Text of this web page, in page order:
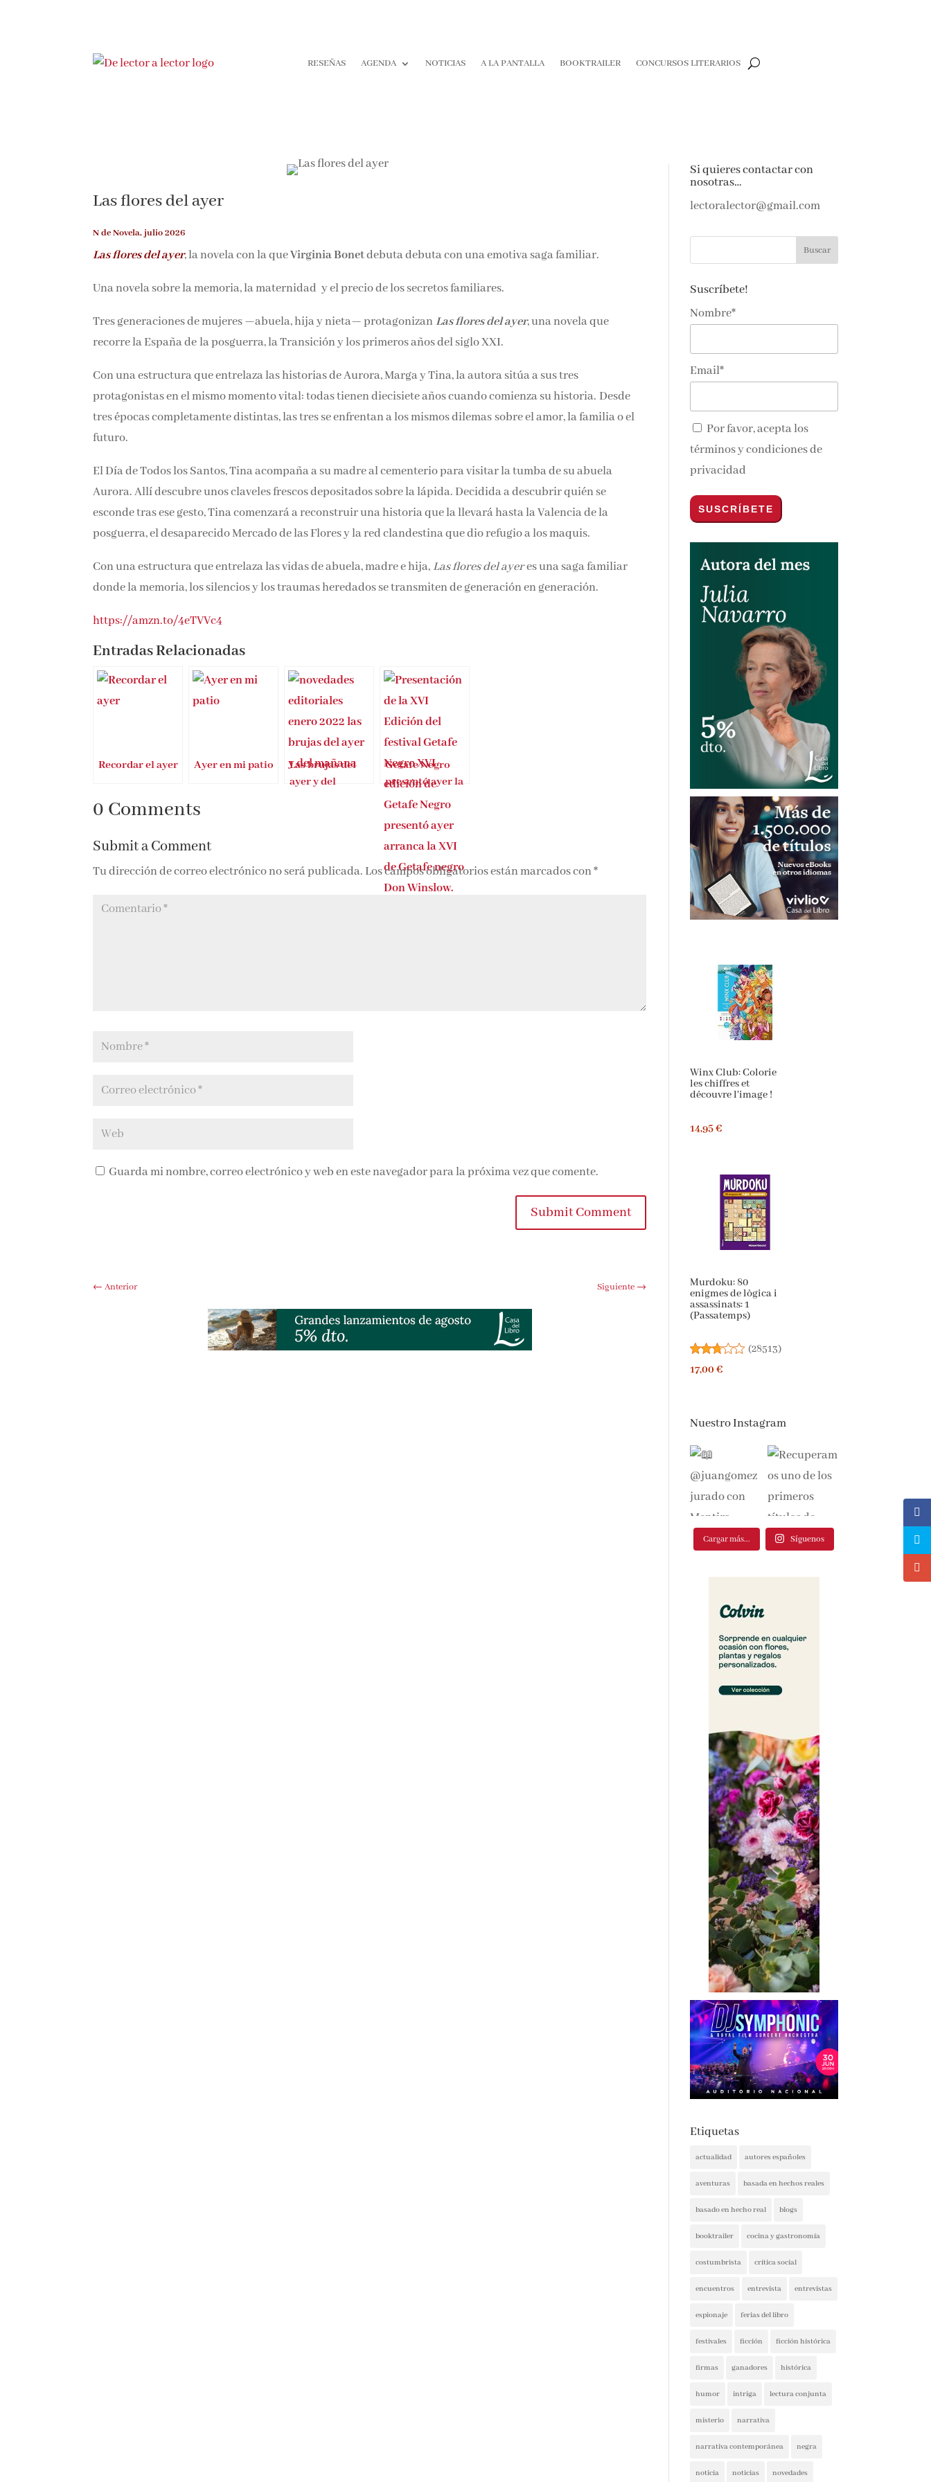
RESEÑAS AGENDA NOTICIAS A LA PANTALLA BOOKTRAILER CONCURSOS LITERARIOS
Las flores del ayer
N de Novela, julio 2026
Las flores del ayer, la novela con la queVirginia Bonetdebuta debuta con una emotiva saga familiar.
Una novela sobre la memoria, la maternidad y el precio de los secretos familiares.
Tres generaciones de mujeres —abuela, hija y nieta— protagonizanLas flores del ayer, una novela que
recorre la España de la posguerra, la Transición y los primeros años del siglo XXI.
Con una estructura que entrelaza las historias de Aurora, Marga y Tina, la autora sitúa a sus tres
protagonistas en el mismo momento vital: todas tienen diecisiete años cuando comienza su historia. Desde
tres épocas completamente distintas, las tres se enfrentan a los mismos dilemas sobre el amor, la familia o el
futuro.
El Día de Todos los Santos, Tina acompaña a su madre al cementerio para visitar la tumba de su abuela
Aurora. Allí descubre unos claveles frescos depositados sobre la lápida. Decidida a descubrir quién se
esconde tras ese gesto, Tina comenzará a reconstruir una historia que la llevará hasta la Valencia de la
posguerra, el desaparecido Mercado de las Flores y la red clandestina que dio refugio a los maquis.
Con una estructura que entrelaza las vidas de abuela, madre e hija, Las flores del ayeres una saga familiar
donde la memoria, los silencios y los traumas heredados se transmiten de generación en generación.
https://amzn.to/4eTVVc4
Entradas Relacionadas
Recordar el ayer Ayer en mi patio
Las brujas del
ayer y del
Getafe Negro
presentó ayer la
programación de
su XVI edición
0 Comments
Submit a Comment
Tu dirección de correo electrónico no será publicada. Los campos obligatorios están marcados con*
Guarda mi nombre, correo electrónico y web en este navegador para la próxima vez que comente.
Submit Comment
←Anterior Siguiente→
Si quieres contactar con
nosotras…
lectoralector@gmail.com
Suscríbete!
Nombre*
Email*
Por favor, acepta los
términos y condiciones de
privacidad
Winx Club: Colorie
les chiffres et
découvre l'image !
14,95 €
Murdoku: 80
enigmes de lògica i
assassinats: 1
(Passatemps)
(28513)
17,00 €
Nuestro Instagram
Cargar más... Síguenos
Etiquetas
actualidad autores españoles
aventuras basada en hechos reales
basado en hecho real blogs
booktrailer cocina y gastronomía
costumbrista crítica social
encuentros entrevista entrevistas
espionaje ferias del libro
festivales ficción ficción histórica
firmas ganadores histórica
humor intriga lectura conjunta
misterio narrativa
narrativa contemporánea negra
noticia noticias novedades